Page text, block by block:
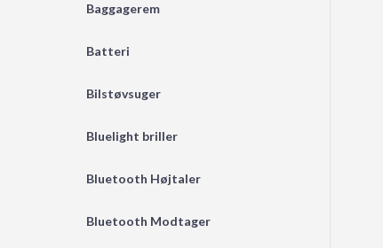
Baggagerem
Batteri
Bilstøvsuger
Bluelight briller
Bluetooth Højtaler
Bluetooth Modtager